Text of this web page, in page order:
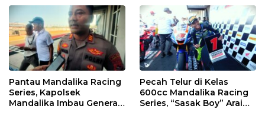
Pantau Mandalika Racing
Series, Kapolsek
Mandalika Imbau Generasi
Pecah Telur di Kelas
600cc Mandalika Racing
Series, “Sasak Boy” Arai